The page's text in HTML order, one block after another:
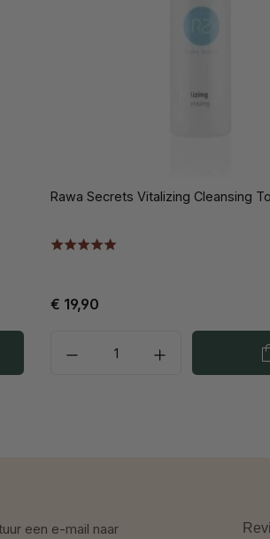
Rawa Secrets Vitalizing Cleansing
€ 19,90
een e-mail naar